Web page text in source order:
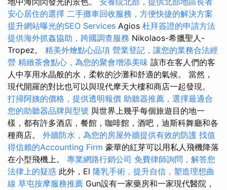
安心居住的選擇 二手攤車回收服務，方便快捷的解決方案
提升網站曝光的SEO Services Agios 杜拜簽證的申請方法
提供海外抓姦協助，跨國調查服務 Nikolaos-希臘聖人-
Tropez。 精美外燴點心品項 營業登記，讓您的業務合法經
營 精緻茶會點心，為您的聚會增添美味 該市在客人們的客
人中享用水晶般的水，柔軟的沙灘和舒適的氣候。 當然，
現代開羅的對比也可以與現代摩天大樓和商店一起發現。
打掃阿姨的價格，提供透明報價 助聽器推薦，選擇最適合
您的助聽器品牌與型號 與世界上幾乎每個旅遊目的地一
樣，都有許多酒店，餐館，咖啡館，酒吧，迪斯科舞廳和各
種商店。 外牆防水，為您的房屋外牆提供有效的防護 找值
得信賴的Accounting Firm 豪華的紅芽可以用私人飛機降落
在小型飛機上。 專業網路行銷公司 免費律師詢問，解答您
法律上的疑惑 此外，El 隆乳手術，提升自信，塑造理想曲
線 草屯按摩服務推薦 Gun設有一家藥房和一家現代醫院，